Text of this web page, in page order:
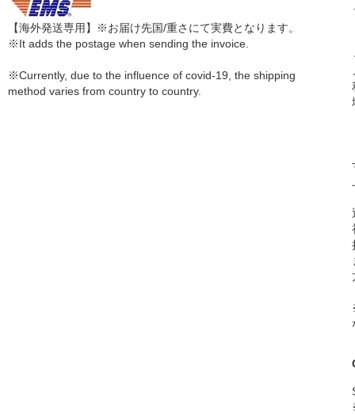
【海外発送専用】※お届け先国/重さにて実費となります。
※It adds the postage when sending the invoice.
※Currently, due to the influence of covid-19, the shipping
method varies from country to country.